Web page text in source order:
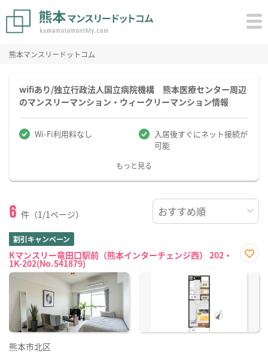
熊本マンスリードットコム
wifiあり/独立行政法人国立病院機構 熊本医療センター周辺
のマンスリーマンション・ウィークリーマンション情報
Wi-Fi利用料なし
入居後すぐにネット接続が
可能
もっと見る
6 件（1/1ページ）
割引キャンペーン
Kマンスリー竜田口駅前（熊本インターチェンジ西） 202・
1K-202(No.541879)
に入
熊本市北区